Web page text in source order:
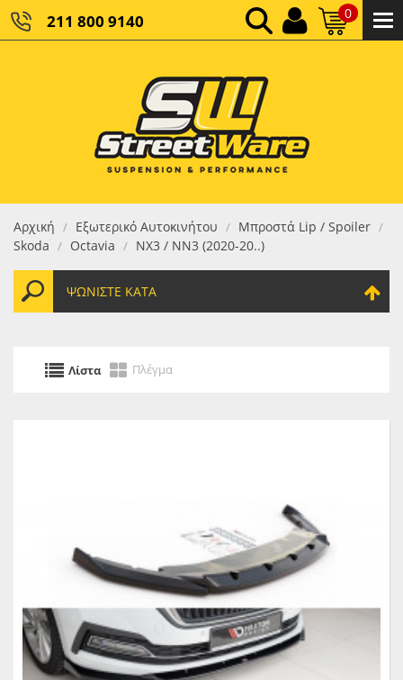
211 800 9140 0
ΚΑΘΑΡΌ ΣΎΝΟΛΟ:
ΤΕΛΙΚΌ ΣΎΝΟΛΟ:0,00 €
Αρχική / Εξωτερικό Αυτοκινήτου / Μπροστά Lip / Spoiler /
Skoda / Octavia / NX3 / NN3 (2020-20..)
ΨΩΝΊΣΤΕ ΚΑΤΆ
Λίστα Πλέγμα